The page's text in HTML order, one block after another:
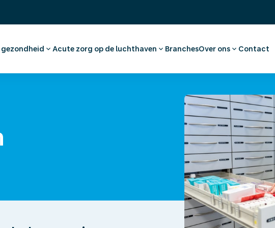
gezondheid
maken werknemer
Acute zorg op de luchthaven
Eerste Hulp en huisartsenzorg
BranchesOver ons
Ons verhaal
(On)tevreden?
Offerte aanvragen
Contact